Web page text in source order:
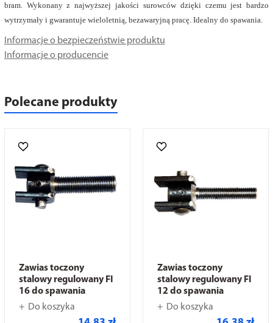
bram. Wykonany z najwyższej jakości surowców dzięki czemu jest bardzo
wytrzymały i gwarantuje wieloletnią, bezawaryjną pracę. Idealny do spawania.
Informacje o bezpieczeństwie produktu
Informacje o producencie
Polecane produkty
Zawias toczony
stalowy regulowany FI
16 do spawania
Do koszyka
Zawias toczony
stalowy regulowany FI
12 do spawania
Do koszyka